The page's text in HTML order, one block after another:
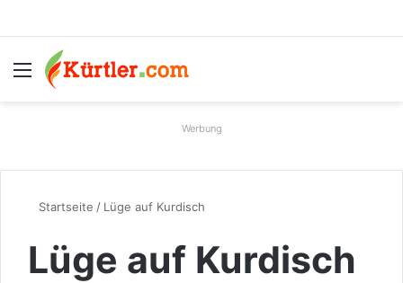
Menü
Werbung
Startseite / Lüge auf Kurdisch
Lüge auf Kurdisch